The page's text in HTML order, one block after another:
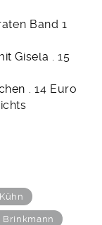
Band 1
Gisela .15
. 14 Euro
Brinkmann